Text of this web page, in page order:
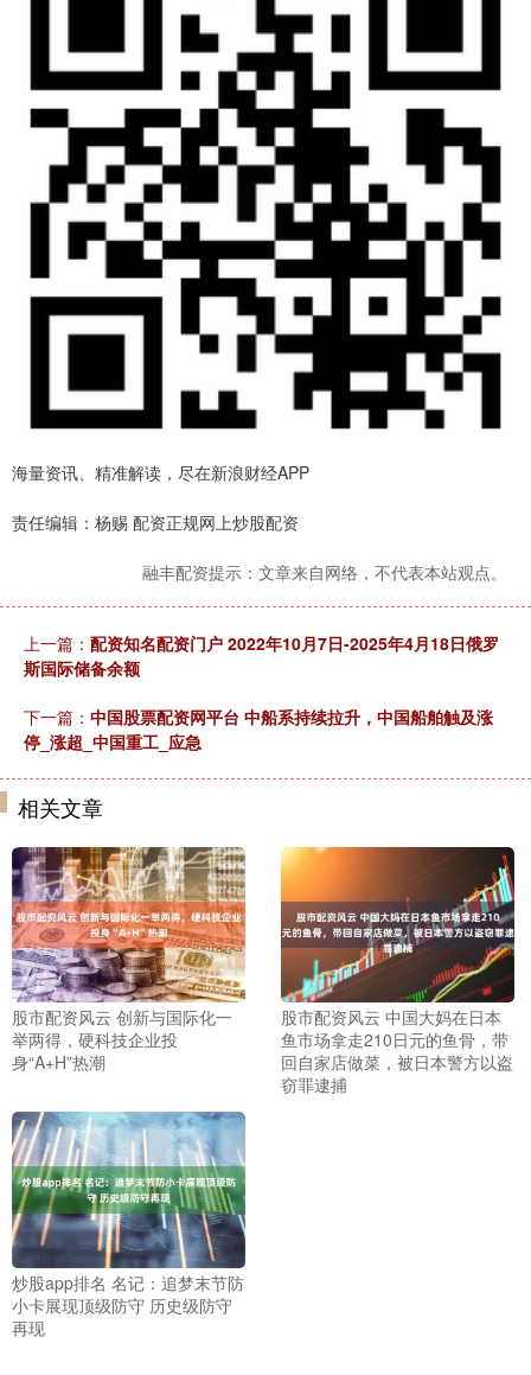
海量资讯、精准解读，尽在新浪财经APP
责任编辑：杨赐 配资正规网上炒股配资
融丰配资提示：文章来自网络，不代表本站观点。
上一篇： 配资知名配资门户 2022年10月7日-2025年4月18日俄罗
斯国际储备余额
下一篇： 中国股票配资网平台 中船系持续拉升，中国船舶触及涨
停_涨超_中国重工_应急
相关文章
股市配资风云 创新与国际化一
举两得，硬科技企业投
身“A+H”热潮
股市配资风云 中国大妈在日本
鱼市场拿走210日元的鱼骨，带
回自家店做菜，被日本警方以盗
窃罪逮捕
炒股app排名 名记：追梦末节防
小卡展现顶级防守 历史级防守
再现